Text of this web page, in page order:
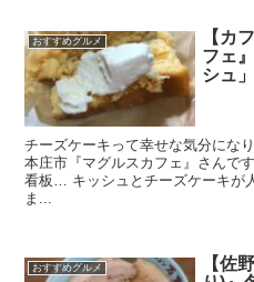
おすすめグルメ
【カ
フェ
シュ」
チーズケーキって幸せな気分にな
本庄市『マグルスカフェ』さんで
看板… キッシュとチーズケーキが
ま...
おすすめグルメ
【佐